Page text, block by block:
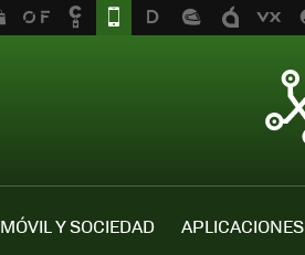
MÓVIL Y SOCIEDAD APLICACIONES